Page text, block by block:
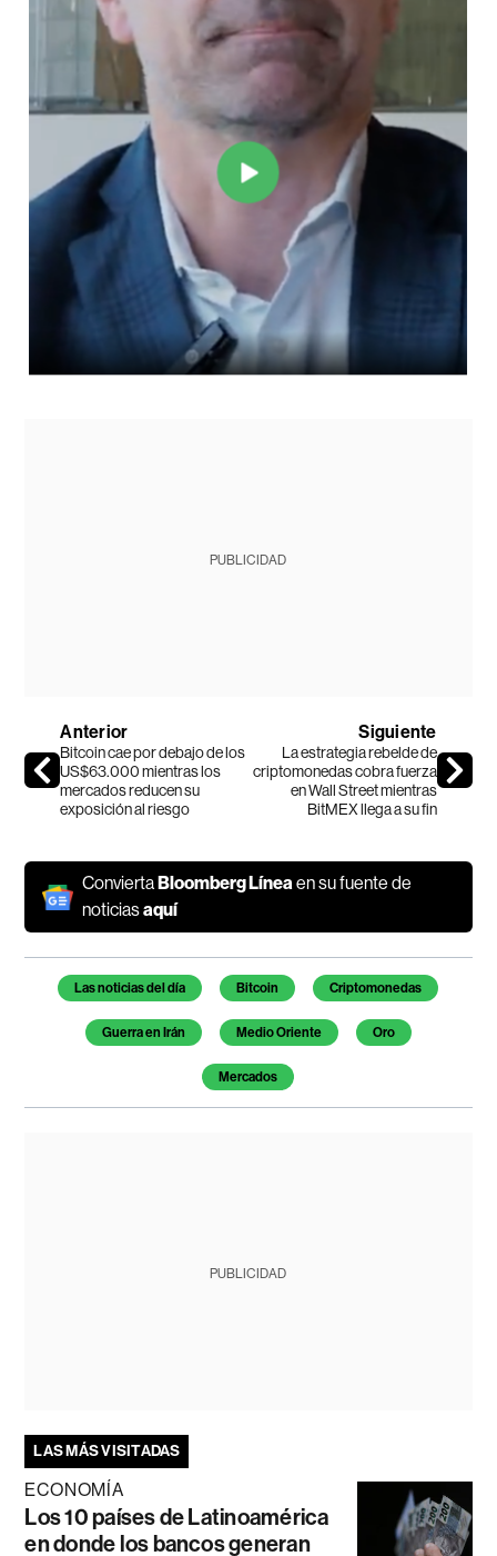
PUBLICIDAD
Anterior
Bitcoin cae por debajo de los
US$63.000 mientras los
mercados reducen su
exposición al riesgo
Siguiente
La estrategia rebelde de
criptomonedas cobra fuerza
en Wall Street mientras
BitMEX llega a su fin
Convierta Bloomberg Líneaen su fuente de
noticiasaquí
Temas de este artículo
Las noticias del día Bitcoin Criptomonedas
Guerra en Irán Medio Oriente Oro
Mercados
PUBLICIDAD
LAS MÁS VISITADAS
ECONOMÍA
Los 10 países de Latinoamérica
en donde los bancos generan